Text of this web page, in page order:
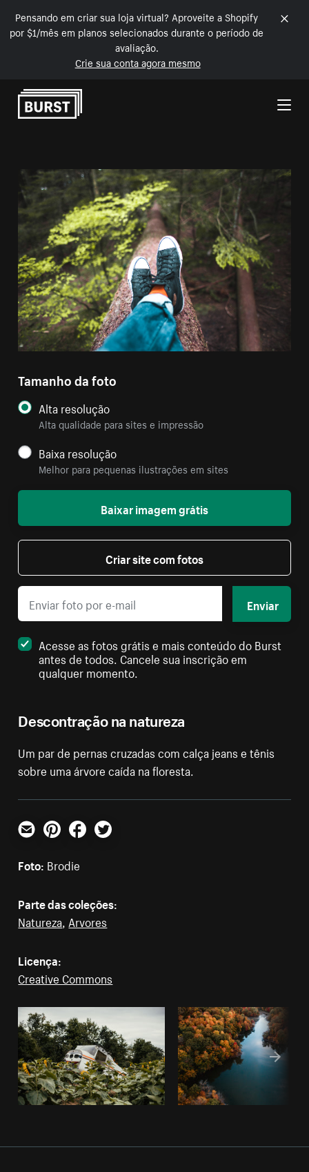
Pensando em criar sua loja virtual? Aproveite a Shopify
por $1/mês em planos selecionados durante o período de
avaliação.
Crie sua conta agora mesmo
Pular para o conteúdo
Descontração na natureza
Um par de pernas cruzadas com calça jeans e tênis
sobre uma árvore caída na floresta.
Tamanho da foto
Alta resolução
Alta qualidade para sites e impressão
Baixa resolução
Melhor para pequenas ilustrações em sites
Baixar imagem grátis
Criar site com fotos
Enviar
Acesse as fotos grátis e mais conteúdo do Burst
antes de todos. Cancele sua inscrição em
qualquer momento.
E-mailPinterestFacebookTwitter
Foto: Brodie
Parte das coleções:
Natureza, Arvores
Licença:
Creative Commons